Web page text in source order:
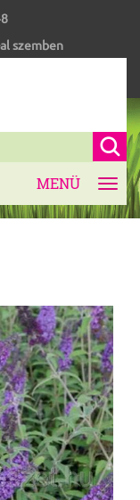
szemben
MENÜ